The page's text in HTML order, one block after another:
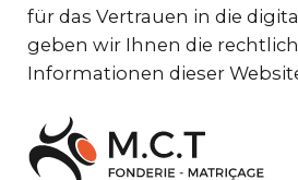
für das Vertrauen in die
geben wir Ihnen die
Informationen dieser